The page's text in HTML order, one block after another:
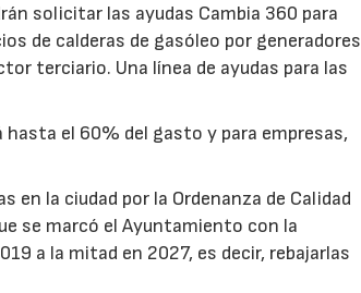
solicitar las ayudas Cambia 360 para
de calderas de gasóleo por generadores
terciario. Una línea de ayudas para las
el 60% del gasto y para empresas,
en la ciudad por la Ordenanza de Calidad
se marcó el Ayuntamiento con la
a la mitad en 2027, es decir, rebajarlas